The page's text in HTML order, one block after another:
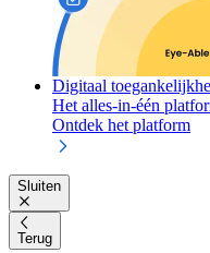
Digitaal
Het alles-in-één
Ontdek het platform
Sluiten
Terug